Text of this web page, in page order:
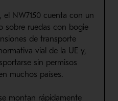
el NW7150 cuenta con un
sobre ruedas con bogie
de transporte
vial de la UE y,
sin permisos
muchos países.
montan rápidamente